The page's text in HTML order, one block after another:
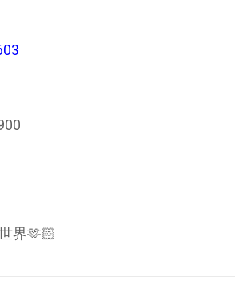
界🫶🏻